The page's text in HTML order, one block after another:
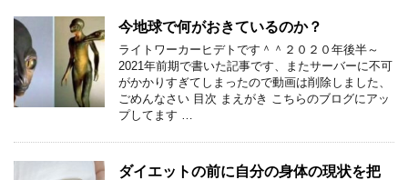
今地球で何がおきているのか？
ライトワーカーヒデトです＾＾２０２０年後半～
2021年前期で書いた記事です、またサーバーに不可
がかかりすぎてしまったので動画は削除しました、
ごめんなさい 目次 まえがき こちらのブログにアッ
プしてます …
ダイエットの前に自分の身体の現状を把